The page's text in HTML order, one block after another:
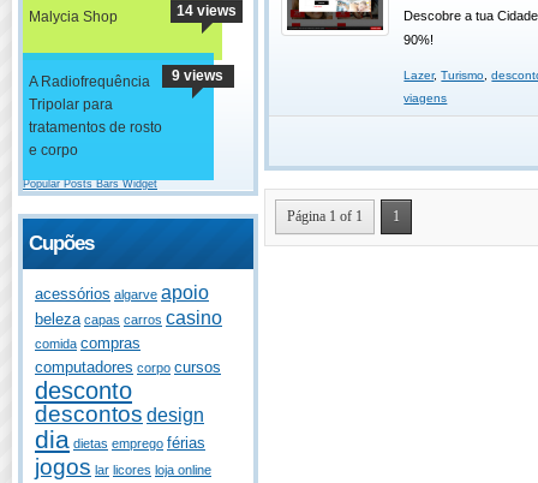
Malycia Shop 14 views
A Radiofrequência
Tripolar para
tratamentos de rosto
e corpo
9 views
Popular Posts Bars Widget
Cupões
acessórios algarve apoio
beleza capas carros casino
comida compras
computadores corpo cursos
desconto
descontos design
dia dietas emprego férias
jogos lar licores loja online
Descobre a tua
90%!
Lazer,Turismo ,
viagens
Página 1 of 1 1